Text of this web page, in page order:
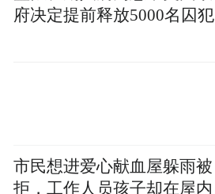
府决定提前释放5000名囚犯
市民想进爱心献血屋躲雨被
拒，工作人员孩子却在屋内